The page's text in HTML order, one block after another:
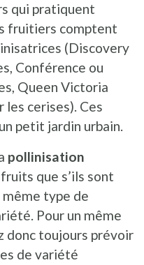
qui pratiquent
fruitiers comptent
(Discovery
Conférence ou
Queen Victoria
les cerises). Ces
petit jardin urbain.
pollinisation
que s’ils sont
même type de
Pour un même
donc toujours prévoir
de variété